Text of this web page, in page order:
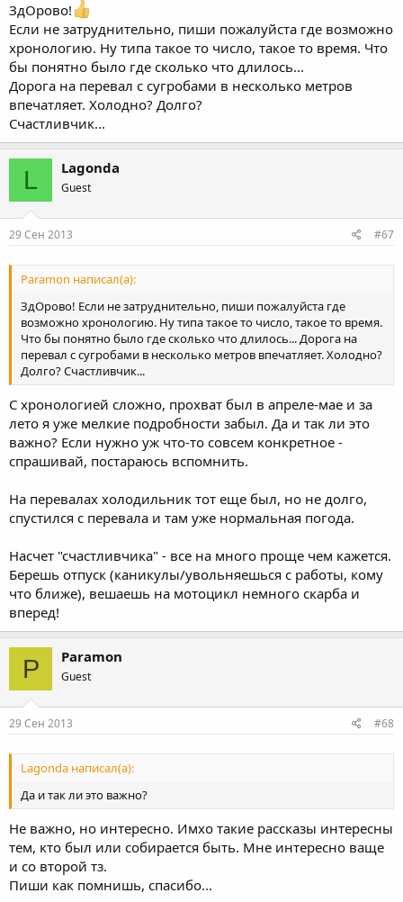
ЗдОрово!
Если не затруднительно, пиши пожалуйста где возможно
хронологию. Ну типа такое то число, такое то время. Что
бы понятно было где сколько что длилось...
Дорога на перевал с сугробами в несколько метров
впечатляет. Холодно? Долго?
Счастливчик...
L Lagonda
Guest
29 Сен 2013 #67
Paramon написал(а):
ЗдОрово! Если не затруднительно, пиши пожалуйста где
возможно хронологию. Ну типа такое то число, такое то время.
Что бы понятно было где сколько что длилось... Дорога на
перевал с сугробами в несколько метров впечатляет. Холодно?
Долго? Счастливчик...
С хронологией сложно, прохват был в апреле-мае и за
лето я уже мелкие подробности забыл. Да и так ли это
важно? Если нужно уж что-то совсем конкретное -
спрашивай, постараюсь вспомнить.
На перевалах холодильник тот еще был, но не долго,
спустился с перевала и там уже нормальная погода.
Насчет "счастливчика" - все на много проще чем кажется.
Берешь отпуск (каникулы/увольняешься с работы, кому
что ближе), вешаешь на мотоцикл немного скарба и
вперед!
P Paramon
Guest
29 Сен 2013 #68
Lagonda написал(а):
Да и так ли это важно?
Не важно, но интересно. Имхо такие рассказы интересны
тем, кто был или собирается быть. Мне интересно ваще
и со второй тз.
Пиши как помнишь, спасибо...